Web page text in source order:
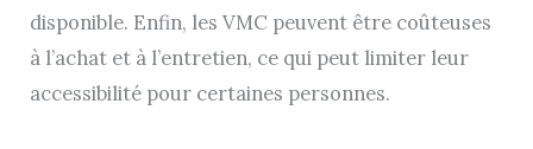
disponible. Enfin, les VMC peuvent être coûteuses
à l’achat et à l’entretien, ce qui peut limiter leur
accessibilité pour certaines personnes.